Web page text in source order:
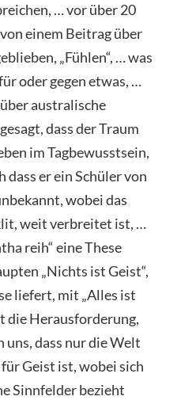
… vor über 20
einem Beitrag über
„Fühlen“, … was
oder gegen etwas, …
australische
dass der Traum
im Tagbewusstsein,
dass er ein Schüler von
wobei das
weit verbreitet ist, …
reih“ eine These
„Nichts ist Geist“,
liefert, mit „Alles ist
die Herausforderung,
uns, dass nur die Welt
Geist ist, wobei sich
Sinnfelder bezieht